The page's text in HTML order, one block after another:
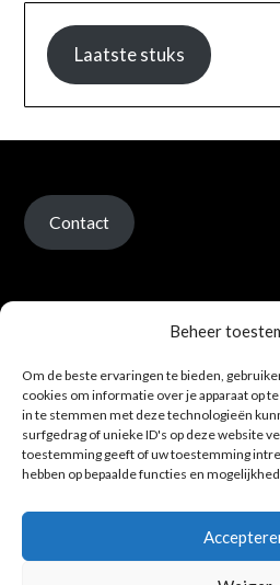
Beheer
Om de beste ervaringen te bieden,
cookies om informatie over je apparaat op
in te stemmen met deze technologieën
surfgedrag of unieke ID's op deze website
toestemming geeft of uw toestemming
hebben op bepaalde functies en
Laatste stuks
Contact
Verzenden en retour